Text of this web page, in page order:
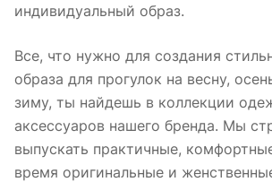
индивидуальный образ.
Все, что нужно для создания
образа для прогулок на весну,
зиму, ты найдешь в коллекции
аксессуаров нашего бренда. Мы
выпускать практичные,
время оригинальные и